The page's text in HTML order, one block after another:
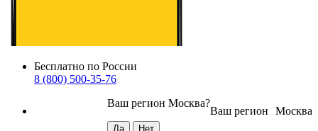
Бесплатно по России
8 (800) 500-35-76
Москва
Ваш регион
Ваш регион Москва?